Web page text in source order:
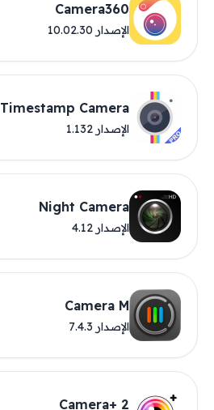
Camera360
الإصدار 10.02.30
Timestamp Camera
الإصدار 1.132
Night Camera
الإصدار 4.12
Camera M
الإصدار 7.4.3
Camera+ 2